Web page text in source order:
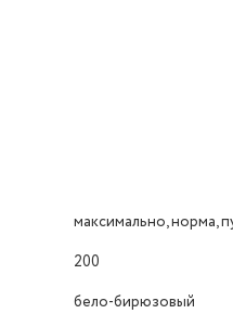
максимально, норма,
200
бело-бирюзовый